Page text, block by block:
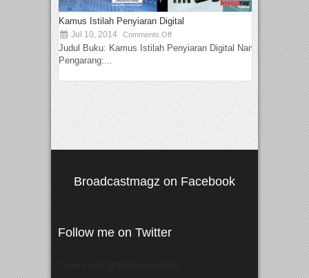
Kamus Istilah Penyiaran Digital
Jul 10, 2014 Comments Off
Judul Buku: Kamus Istilah Penyiaran Digital Nama
Pengarang:...
Broadcastmagz on Facebook
Follow me on Twitter